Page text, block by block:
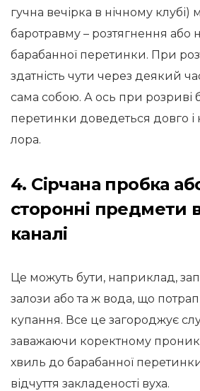
гучна вечірка в нічному
баротравму – розтягнення або
барабанної перетинки. При
здатність чути через деякий
сама собою. А ось при розриві
перетинки доведеться довго
лора.
4. Сірчана пробка
сторонні предмети
каналі
Це можуть бути, наприклад,
залози або та ж вода, що
купання. Все це загороджує
заважаючи коректному
хвиль до барабанної
відчуття закладеності вуха.